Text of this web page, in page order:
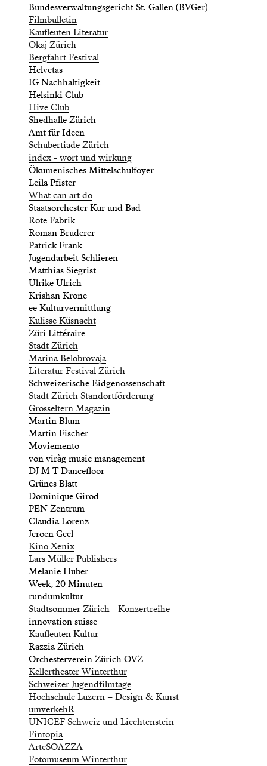
Bundesverwaltungsgericht St. Gallen (BVGer)
Filmbulletin
Kaufleuten Literatur
Okaj Zürich
Bergfahrt Festival
Helvetas
IG Nachhaltigkeit
Helsinki Club
Hive Club
Shedhalle Zürich
Amt für Ideen
Schubertiade Zürich
index - wort und wirkung
Ökumenisches Mittelschulfoyer
Leila Pfister
What can art do
Staatsorchester Kur und Bad
Rote Fabrik
Roman Bruderer
Patrick Frank
Jugendarbeit Schlieren
Matthias Siegrist
Ulrike Ulrich
Krishan Krone
ee Kulturvermittlung
Kulisse Küsnacht
Züri Littéraire
Stadt Zürich
Marina Belobrovaja
Literatur Festival Zürich
Schweizerische Eidgenossenschaft
Stadt Zürich Standortförderung
Grosseltern Magazin
Martin Blum
Martin Fischer
Moviemento
von viràg music management
DJ M T Dancefloor
Grünes Blatt
Dominique Girod
PEN Zentrum
Claudia Lorenz
Jeroen Geel
Kino Xenix
Lars Müller Publishers
Melanie Huber
Week, 20 Minuten
rundumkultur
Stadtsommer Zürich - Konzertreihe
innovation suisse
Kaufleuten Kultur
Razzia Zürich
Orchesterverein Zürich OVZ
Kellertheater Winterthur
Schweizer Jugendfilmtage
Hochschule Luzern – Design & Kunst
umverkehR
UNICEF Schweiz und Liechtenstein
Fintopia
ArteSOAZZA
Fotomuseum Winterthur